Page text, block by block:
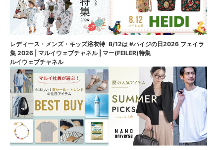
レディース・メンズ・キッズ浴衣特
集 2026 | マルイウェブチャネル | マ
ルイウェブチャネル
8/12は #ハイジの日2026 フェイラ
ー(FEILER)特集